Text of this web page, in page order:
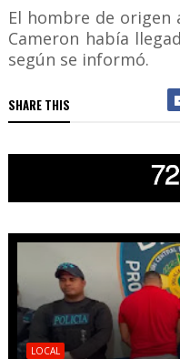
El hombre de origen
Cameron había
según se informó.
SHARE THIS
LOCAL